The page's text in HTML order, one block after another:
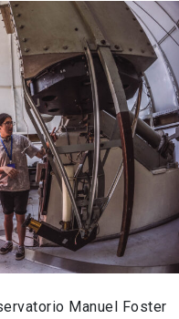
Manuel Foster